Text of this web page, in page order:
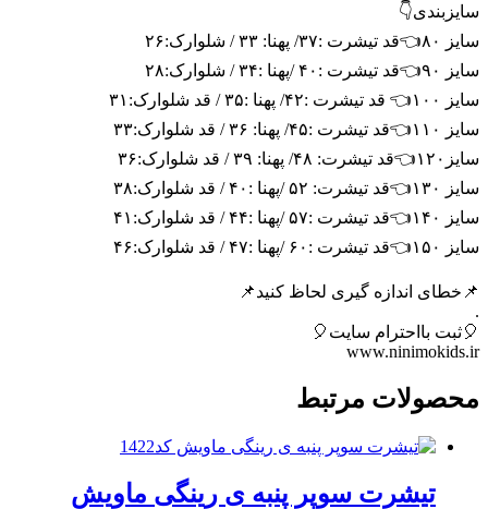
سایزبندی👇
سایز ۸۰👈قد تیشرت :۳۷/ پهنا: ۳۳ / شلوارک:۲۶
سایز ۹۰👈قد تیشرت :۴۰ /پهنا :۳۴ / شلوارک:۲۸
سایز ۱۰۰👈 قد تیشرت :۴۲/ پهنا :۳۵ / قد شلوارک:۳۱
سایز ۱۱۰👈قد تیشرت :۴۵/ پهنا: ۳۶ / قد شلوارک:۳۳
سایز۱۲۰👈قد تیشرت: ۴۸/ پهنا: ۳۹ / قد شلوارک:۳۶
سایز ۱۳۰👈قد تیشرت: ۵۲ /پهنا :۴۰ / قد شلوارک:۳۸
سایز ۱۴۰👈قد تیشرت :۵۷ /پهنا :۴۴ / قد شلوارک:۴۱
سایز ۱۵۰👈قد تیشرت :۶۰ /پهنا :۴۷ / قد شلوارک:۴۶
📌خطای اندازه گیری لحاظ کنید📌
.
🎈ثبت بااحترام سایت🎈
www.ninimokids.ir
محصولات مرتبط
تیشرت سوپر پنبه ی رینگی ماویش